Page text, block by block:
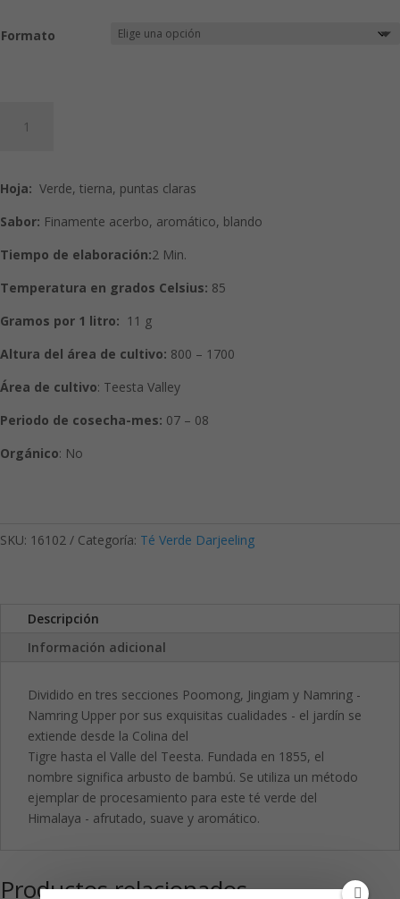
Formato
Verde
‚Namring
Upper‘
Hoja: Verde, tierna, puntas claras
Sabor: Finamente acerbo, aromático, blando
Tiempo de elaboración:2 Min.
Temperatura en grados Celsius: 85
Gramos por 1 litro: 11 g
Altura del área de cultivo: 800 – 1700
Área de cultivo: Teesta Valley
Periodo de cosecha-mes: 07 – 08
Orgánico: No
SKU: 16102 Categoría: Té Verde Darjeeling
Descripción
Información adicional
Dividido en tres secciones Poomong, Jingiam y Namring -
Namring Upper por sus exquisitas cualidades - el jardín se
extiende desde la Colina del
Tigre hasta el Valle del Teesta. Fundada en 1855, el
nombre significa arbusto de bambú. Se utiliza un método
ejemplar de procesamiento para este té verde del
Himalaya - afrutado, suave y aromático.
Productos relacionados